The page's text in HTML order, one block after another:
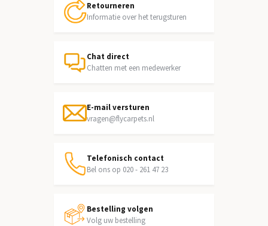
Retourneren
Informatie over het terugsturen
Chat direct
Chatten met een medewerker
E-mail versturen
vragen@flycarpets.nl
Telefonisch contact
Bel ons op 020 - 261 47 23
Bestelling volgen
Volg uw bestelling